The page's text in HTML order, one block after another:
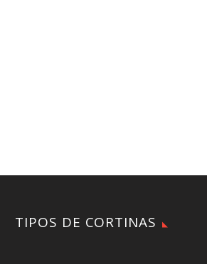
TIPOS DE CORTINAS